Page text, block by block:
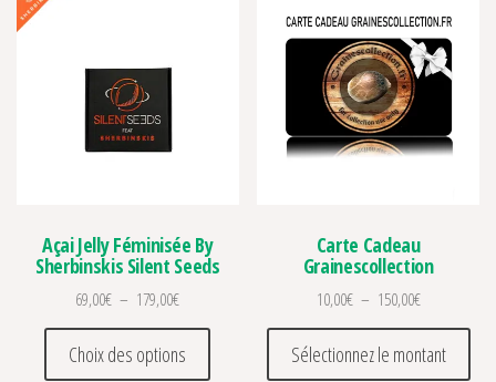
Açai Jelly Féminisée By
Sherbinskis Silent Seeds
69,00€ – 179,00€Plage de prix : 69,00€ à 179,00€
Choix des options
Ce produit a plusieurs variations. Les
Carte Cadeau
Grainescollection
10,00€ – 150,00€Plage de
Sélectionnez le montant
Ce